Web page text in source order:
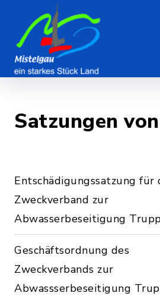
Satzungen
Entschädigungssatzung für
Zweckverband zur
Abwasserbeseitigung
Geschäftsordnung des
Zweckverbands zur
Abwassserbeseitigung